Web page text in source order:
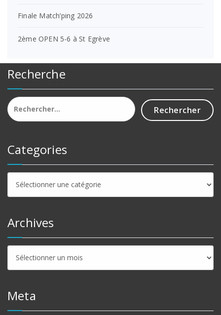
Finale Match’ping 2026
2ème OPEN 5-6 à St Egrève
Recherche
Rechercher :
Categories
Categories
Archives
Archives
Meta